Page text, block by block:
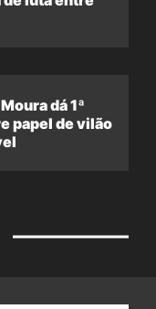
dá 1ª
papel de vilão